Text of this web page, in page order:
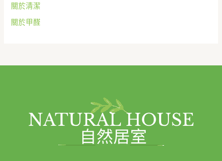
關於清潔
關於甲醛